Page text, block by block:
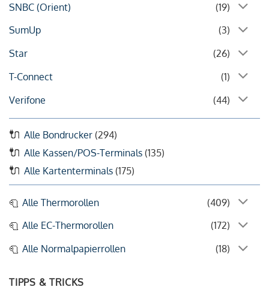
SNBC (Orient)
(19)
SumUp
(3)
Star
(26)
T-Connect
(1)
Verifone
(44)
Alle Bondrucker (294)
Alle Kassen/POS-Terminals (135)
Alle Kartenterminals (175)
Alle Thermorollen
(409)
Alle EC-Thermorollen
(172)
Alle Normalpapierrollen
(18)
TIPPS & TRICKS